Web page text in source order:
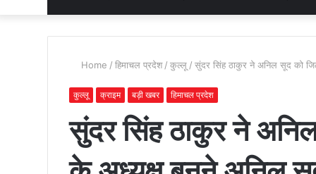
भक्ति
भावना
जगाने
Home / हिमाचल प्रदेश / कुल्लू / सुंदर सिंह ठाकुर ने अनिल सूद को
कुल्लू क्राइम बड़ी खबर हिमाचल प्रदेश
सुंदर सिंह ठाकुर ने